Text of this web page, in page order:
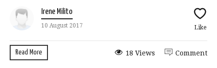
Irene Milito
10 August 2017 Like
Read More Comment
18 Views